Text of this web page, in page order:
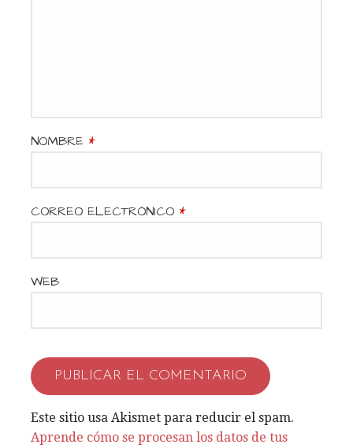
NOMBRE *
CORREO ELECTRÓNICO *
WEB
Este sitio usa Akismet para reducir el spam.
Aprende cómo se procesan los datos de tus